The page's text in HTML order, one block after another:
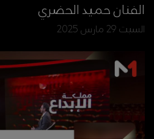
الفنان حميد الحضري
السبت 29 مارس 2025